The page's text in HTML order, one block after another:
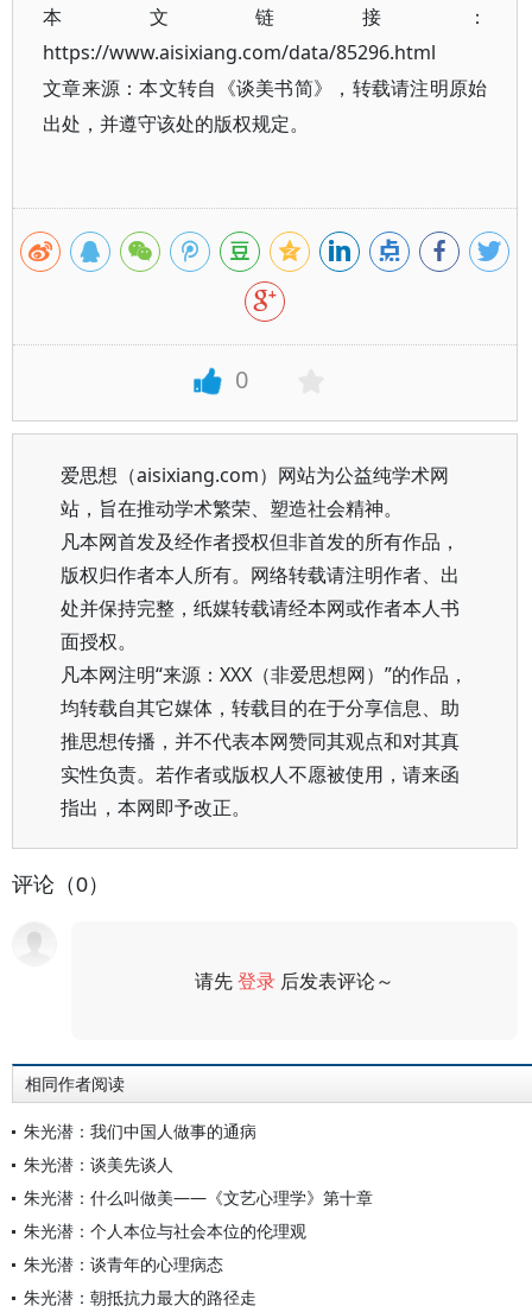
本文链接：
https://www.aisixiang.com/data/85296.html
文章来源：本文转自《谈美书简》，转载请注明原始
出处，并遵守该处的版权规定。
0
爱思想（aisixiang.com）网站为公益纯学术网
站，旨在推动学术繁荣、塑造社会精神。
凡本网首发及经作者授权但非首发的所有作品，
版权归作者本人所有。网络转载请注明作者、出
处并保持完整，纸媒转载请经本网或作者本人书
面授权。
凡本网注明“来源：XXX（非爱思想网）”的作品，
均转载自其它媒体，转载目的在于分享信息、助
推思想传播，并不代表本网赞同其观点和对其真
实性负责。若作者或版权人不愿被使用，请来函
指出，本网即予改正。
评论（0）
请先登录 后发表评论～
相同作者阅读
朱光潜：我们中国人做事的通病
朱光潜：谈美先谈人
朱光潜：什么叫做美——《文艺心理学》第十章
朱光潜：个人本位与社会本位的伦理观
朱光潜：谈青年的心理病态
朱光潜：朝抵抗力最大的路径走